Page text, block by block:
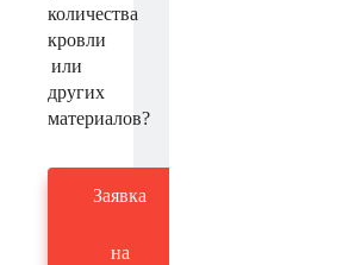
количества
кровли
или
других
материалов?
Заявка
на